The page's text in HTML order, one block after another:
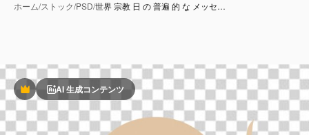
ホーム/ストック/PSD/世界 宗教 日 の 普遍 的 な メッセ…
PremiumAI 生成コンテンツ